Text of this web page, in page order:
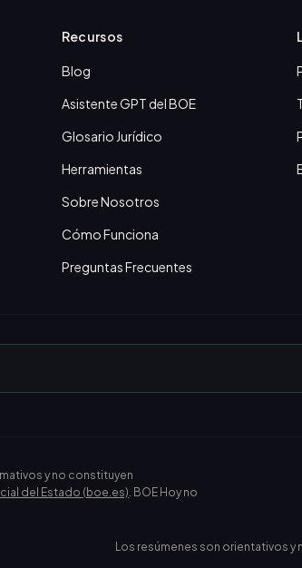
Recursos
Blog
Asistente GPT del BOE
Glosario Jurídico
Herramientas
Sobre Nosotros
Cómo Funciona
Preguntas Frecuentes
y no constituyen
del Estado (boe.es). BOE Hoy no
Los resúmenes son orientativos